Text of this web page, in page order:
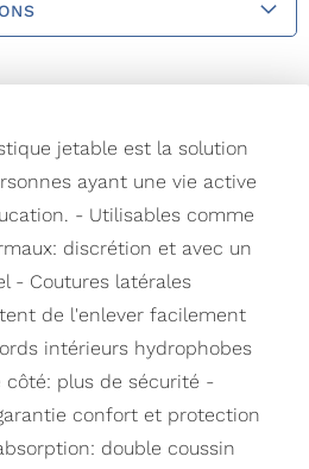
jetable est la solution
ayant une vie active
- Utilisables comme
discrétion et avec un
- Coutures latérales
de l'enlever facilement
intérieurs hydrophobes
plus de sécurité -
confort et protection
double coussin